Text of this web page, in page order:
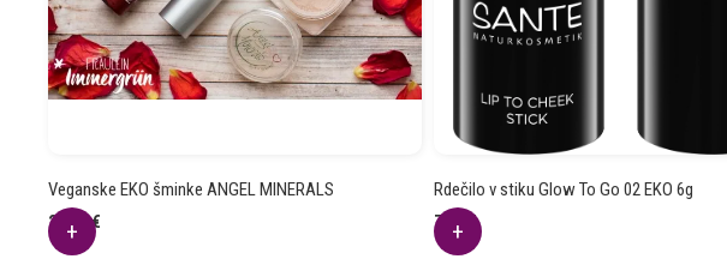
Veganske EKO šminke ANGEL MINERALS
28.69€
Rdečilo v stiku Glow To Go 02 EKO 6g
7.51
€